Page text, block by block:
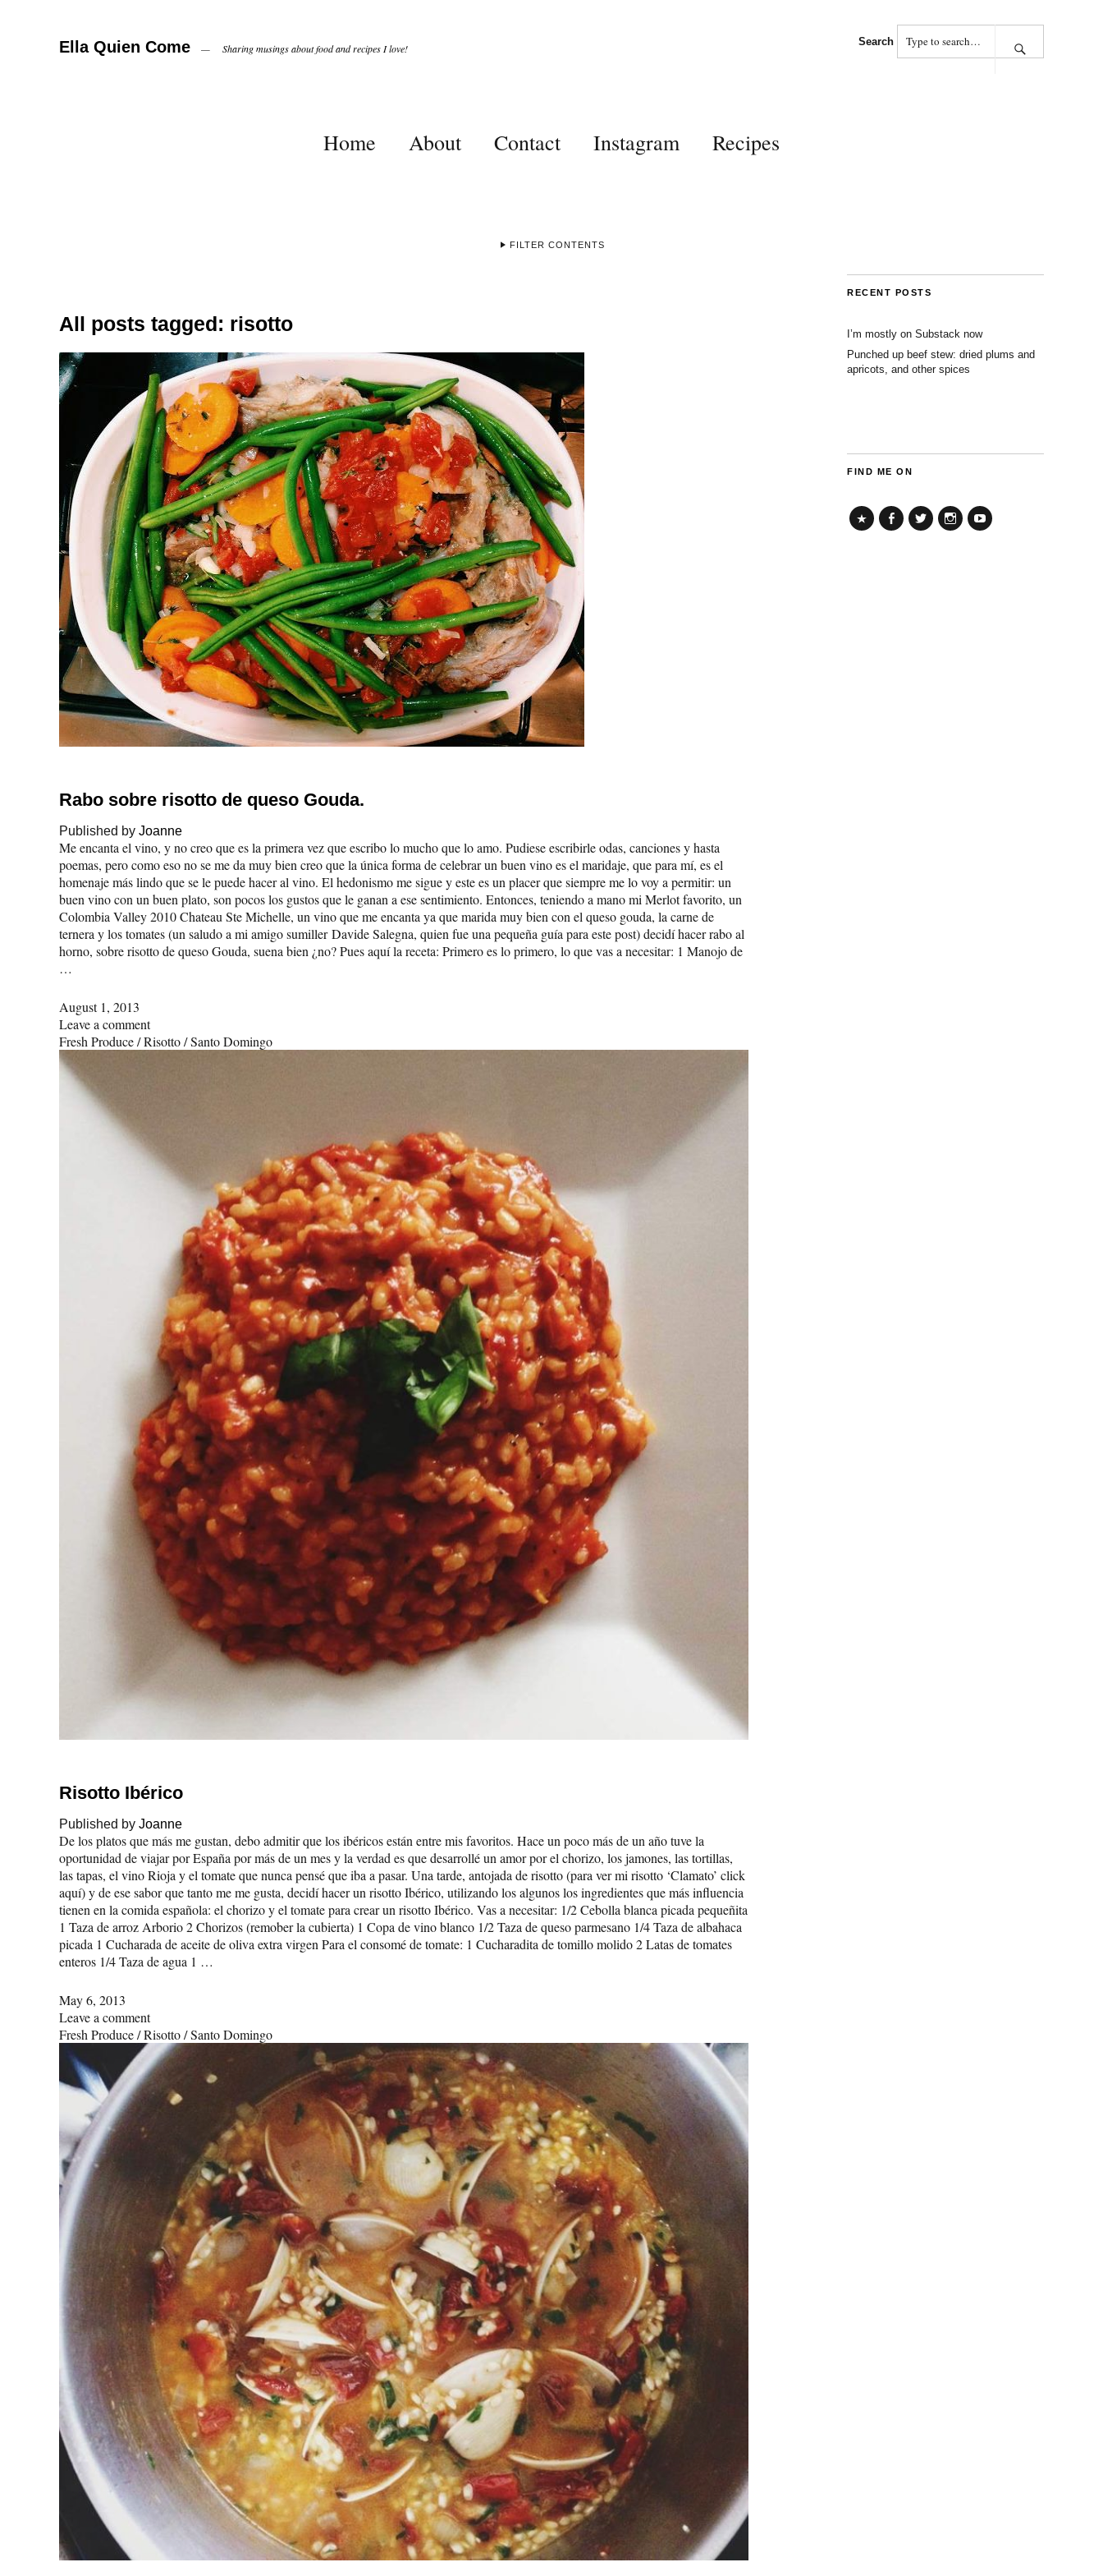
Ella Quien Come Sharing musings about food and recipes I love!
Search
Home About Contact Instagram Recipes
FILTER CONTENTS
All posts tagged: risotto
Rabo sobre risotto de queso Gouda.
Published by Joanne
Me encanta el vino, y no creo que es la primera vez que escribo lo mucho que lo amo. Pudiese escribirle odas, canciones y hasta
poemas, pero como eso no se me da muy bien creo que la única forma de celebrar un buen vino es el maridaje, que para mí, es el
homenaje más lindo que se le puede hacer al vino. El hedonismo me sigue y este es un placer que siempre me lo voy a permitir: un
buen vino con un buen plato, son pocos los gustos que le ganan a ese sentimiento. Entonces, teniendo a mano mi Merlot favorito, un
Colombia Valley 2010 Chateau Ste Michelle, un vino que me encanta ya que marida muy bien con el queso gouda, la carne de
ternera y los tomates (un saludo a mi amigo sumiller Davide Salegna, quien fue una pequeña guía para este post) decidí hacer rabo al
horno, sobre risotto de queso Gouda, suena bien ¿no? Pues aquí la receta: Primero es lo primero, lo que vas a necesitar: 1 Manojo de
…
August 1, 2013
Leave a comment
Fresh Produce/Risotto/Santo Domingo
Risotto Ibérico
Published by Joanne
De los platos que más me gustan, debo admitir que los ibéricos están entre mis favoritos. Hace un poco más de un año tuve la
oportunidad de viajar por España por más de un mes y la verdad es que desarrollé un amor por el chorizo, los jamones, las tortillas,
las tapas, el vino Rioja y el tomate que nunca pensé que iba a pasar. Una tarde, antojada de risotto (para ver mi risotto ‘Clamato’ click
aquí) y de ese sabor que tanto me me gusta, decidí hacer un risotto Ibérico, utilizando los algunos los ingredientes que más influencia
tienen en la comida española: el chorizo y el tomate para crear un risotto Ibérico. Vas a necesitar: 1/2 Cebolla blanca picada pequeñita
1 Taza de arroz Arborio 2 Chorizos (remober la cubierta) 1 Copa de vino blanco 1/2 Taza de queso parmesano 1/4 Taza de albahaca
picada 1 Cucharada de aceite de oliva extra virgen Para el consomé de tomate: 1 Cucharadita de tomillo molido 2 Latas de tomates
enteros 1/4 Taza de agua 1 …
May 6, 2013
Leave a comment
Fresh Produce/Risotto/Santo Domingo
RECENT POSTS
I’m mostly on Substack now
Punched up beef stew: dried plums and
apricots, and other spices
FIND ME ON